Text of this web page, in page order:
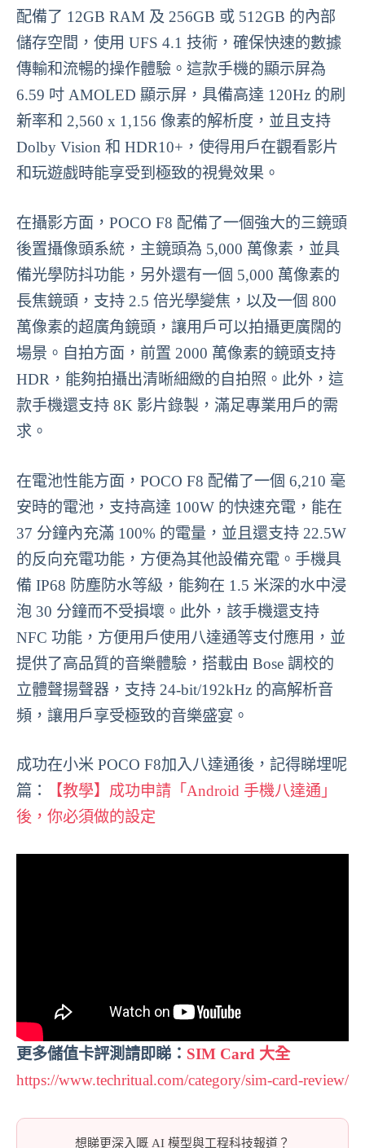
配備了 12GB RAM 及 256GB 或 512GB 的內部
儲存空間，使用 UFS 4.1 技術，確保快速的數據
傳輸和流暢的操作體驗。這款手機的顯示屏為
6.59 吋 AMOLED 顯示屏，具備高達 120Hz 的刷
新率和 2,560 x 1,156 像素的解析度，並且支持
Dolby Vision 和 HDR10+，使得用戶在觀看影片
和玩遊戲時能享受到極致的視覺效果。
在攝影方面，POCO F8 配備了一個強大的三鏡頭
後置攝像頭系統，主鏡頭為 5,000 萬像素，並具
備光學防抖功能，另外還有一個 5,000 萬像素的
長焦鏡頭，支持 2.5 倍光學變焦，以及一個 800
萬像素的超廣角鏡頭，讓用戶可以拍攝更廣闊的
場景。自拍方面，前置 2000 萬像素的鏡頭支持
HDR，能夠拍攝出清晰細緻的自拍照。此外，這
款手機還支持 8K 影片錄製，滿足專業用戶的需
求。
在電池性能方面，POCO F8 配備了一個 6,210 毫
安時的電池，支持高達 100W 的快速充電，能在
37 分鐘內充滿 100% 的電量，並且還支持 22.5W
的反向充電功能，方便為其他設備充電。手機具
備 IP68 防塵防水等級，能夠在 1.5 米深的水中浸
泡 30 分鐘而不受損壞。此外，該手機還支持
NFC 功能，方便用戶使用八達通等支付應用，並
提供了高品質的音樂體驗，搭載由 Bose 調校的
立體聲揚聲器，支持 24-bit/192kHz 的高解析音
頻，讓用戶享受極致的音樂盛宴。
成功在小米 POCO F8加入八達通後，記得睇埋呢
篇：
【教學】成功申請「Android 手機八達通」
後，你必須做的設定
更多儲值卡評測請即睇： SIM Card 大全
https://www.techritual.com/category/sim-card-review/
想睇更深入嘅 AI 模型與工程科技報道？